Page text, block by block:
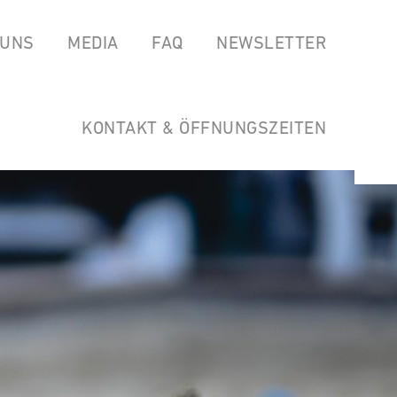
MEDIA FAQ NEWSLETTER
KONTAKT & ÖFFNUNGSZEITEN